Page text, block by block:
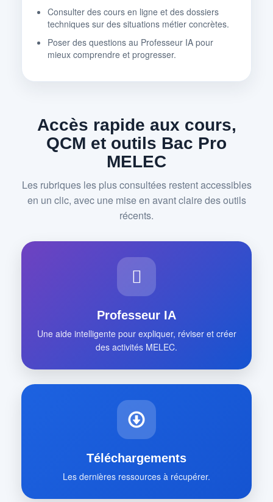
Consulter des cours en ligne et des dossiers
techniques sur des situations métier concrètes.
Poser des questions au Professeur IA pour
mieux comprendre et progresser.
Accès rapide aux cours,
QCM et outils Bac Pro
MELEC
Les rubriques les plus consultées restent accessibles
en un clic, avec une mise en avant claire des outils
récents.
Professeur IA
Une aide intelligente pour expliquer, réviser et créer
des activités MELEC.
Téléchargements
Les dernières ressources à récupérer.